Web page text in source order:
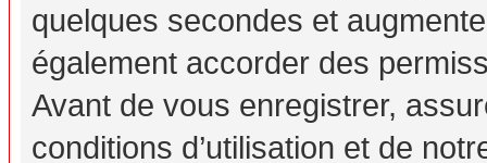
quelques secondes et
également accorder des
Avant de vous enregistrer,
conditions d’utilisation et de